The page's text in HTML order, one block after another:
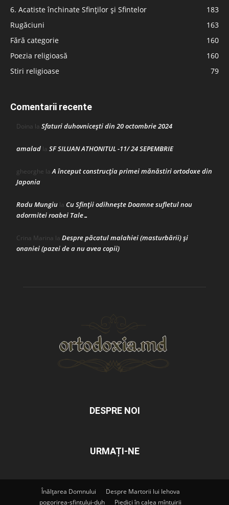
6. Acatiste închinate Sfinților și Sfintelor
183
Rugăciuni
163
Fără categorie
160
Poezia religioasă
160
Stiri religioase
79
Comentarii recente
Doina la Sfaturi duhovnicești din 20 octombrie 2024
amalad la SF SILUAN ATHONITUL -11/ 24 SEPEMBRIE
gheorghe laA început construcţia primei mănăstiri ortodoxe din
Japonia
Radu Mungiu la Cu Sfinții odihnește Doamne sufletul nou
adormitei roabei Tale…
Crina Marina la Despre păcatul malahiei (masturbării) şi
onaniei (pazei de a nu avea copii)
DESPRE NOI
URMAȚI-NE
Înălțarea Domnului
Despre Martorii lui Iehova
pogorirea-sfintului-duh
Piedici în calea mîntuirii